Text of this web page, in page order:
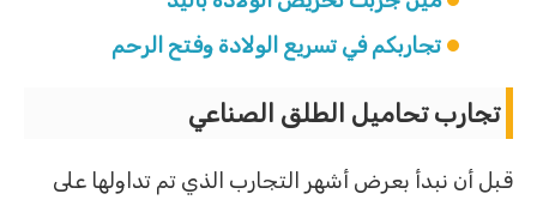
تجاربكم في تسريع الولادة وفتح الرحم
تجارب تحاميل الطلق الصناعي
قبل أن نبدأ بعرض أشهر التجارب الذي تم تداولها على